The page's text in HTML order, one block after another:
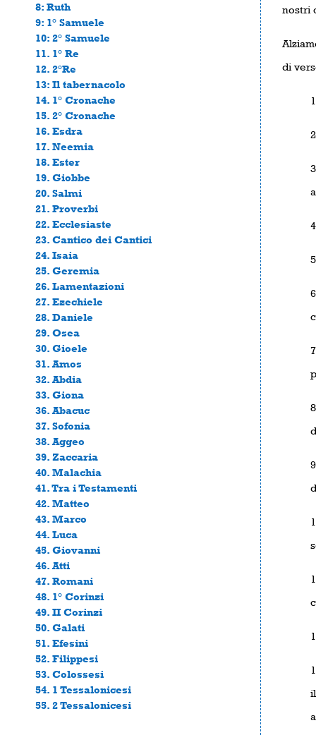
8: Ruth
9: 1° Samuele
10: 2° Samuele
11. 1° Re
12. 2°Re
13: Il tabernacolo
14. 1° Cronache
15. 2° Cronache
16. Esdra
17. Neemia
18. Ester
19. Giobbe
20. Salmi
21. Proverbi
22. Ecclesiaste
23. Cantico dei Cantici
24. Isaia
25. Geremia
26. Lamentazioni
27. Ezechiele
28. Daniele
29. Osea
30. Gioele
31. Amos
32. Abdia
33. Giona
36. Abacuc
37. Sofonia
38. Aggeo
39. Zaccaria
40. Malachia
41. Tra i Testamenti
42. Matteo
43. Marco
44. Luca
45. Giovanni
46. Atti
47. Romani
48. 1° Corinzi
49. II Corinzi
50. Galati
51. Efesini
52. Filippesi
53. Colossesi
54. 1 Tessalonicesi
55. 2 Tessalonicesi
nostri
di